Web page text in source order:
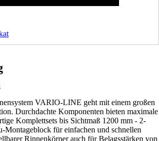
VARIO-LINE geht mit einem großen
Durchdachte Komponenten bieten maximale
Komplettsets bis Sichtmaß 1200 mm - 2-
Montageblock für einfachen und schnellen
Rinnenkörper auch für Belagsstärken von